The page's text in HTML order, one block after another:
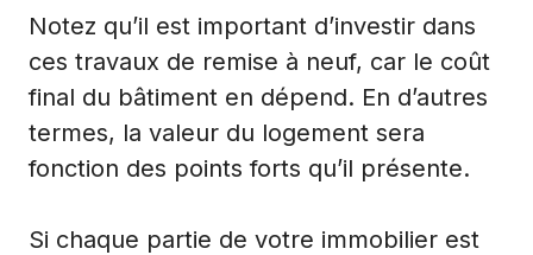
Notez qu’il est important d’investir dans
ces travaux de remise à neuf, car le coût
final du bâtiment en dépend. En d’autres
termes, la valeur du logement sera
fonction des points forts qu’il présente.
Si chaque partie de votre immobilier est